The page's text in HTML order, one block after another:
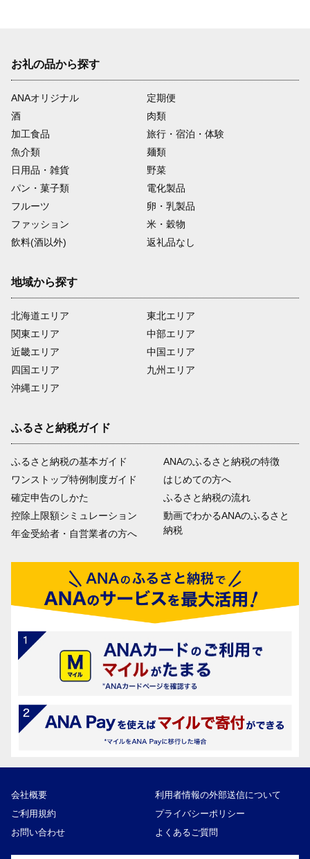
お礼の品から探す
ANAオリジナル
定期便
酒
肉類
加工食品
旅行・宿泊・体験
魚介類
麺類
日用品・雑貨
野菜
パン・菓子類
電化製品
フルーツ
卵・乳製品
ファッション
米・穀物
飲料(酒以外)
返礼品なし
地域から探す
北海道エリア
関東エリア
近畿エリア
四国エリア
沖縄エリア
東北エリア
中部エリア
中国エリア
九州エリア
ふるさと納税ガイド
ふるさと納税の基本ガイド
ワンストップ特例制度ガイド
確定申告のしかた
控除上限額シミュレーション
年金受給者・自営業者の方へ
ANAのふるさと納税の特徴
はじめての方へ
ふるさと納税の流れ
動画でわかるANAのふるさと
納税
会社概要
利用者情報の外部送信について
ご利用規約
プライバシーポリシー
お問い合わせ
よくあるご質問